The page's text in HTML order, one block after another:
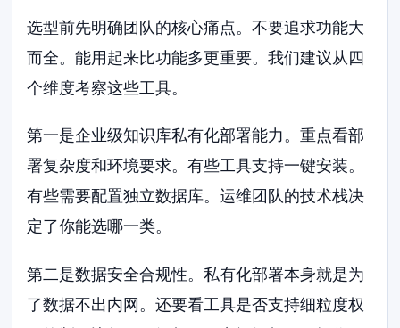
选型前先明确团队的核心痛点。不要追求功能大
而全。能用起来比功能多更重要。我们建议从四
个维度考察这些工具。
第一是企业级知识库私有化部署能力。重点看部
署复杂度和环境要求。有些工具支持一键安装。
有些需要配置独立数据库。运维团队的技术栈决
定了你能选哪一类。
第二是数据安全合规性。私有化部署本身就是为
了数据不出内网。还要看工具是否支持细粒度权